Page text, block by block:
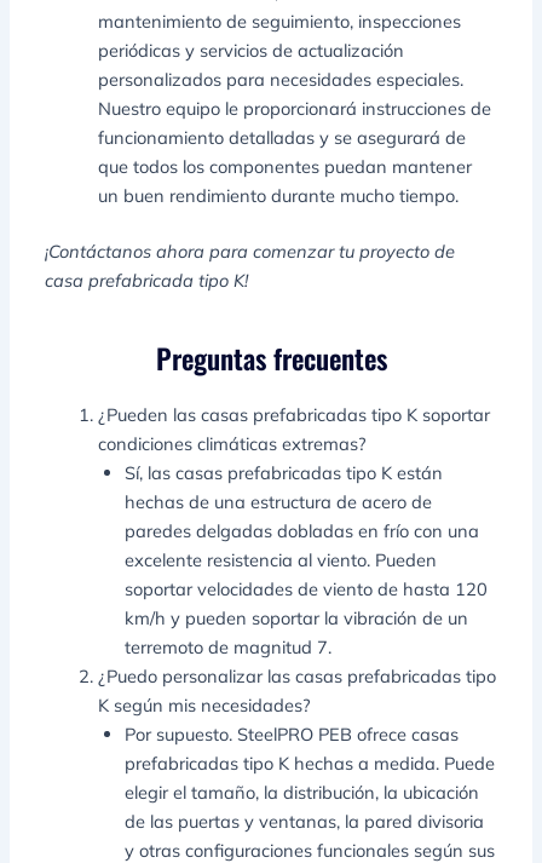
mantenimiento de seguimiento, inspecciones
periódicas y servicios de actualización
personalizados para necesidades especiales.
Nuestro equipo le proporcionará instrucciones de
funcionamiento detalladas y se asegurará de
que todos los componentes puedan mantener
un buen rendimiento durante mucho tiempo.
¡Contáctanos ahora para comenzar tu proyecto de
casa prefabricada tipo K!
Preguntas frecuentes
¿Pueden las casas prefabricadas tipo K soportar
condiciones climáticas extremas?
Sí, las casas prefabricadas tipo K están
hechas de una estructura de acero de
paredes delgadas dobladas en frío con una
excelente resistencia al viento. Pueden
soportar velocidades de viento de hasta 120
km/h y pueden soportar la vibración de un
terremoto de magnitud 7.
¿Puedo personalizar las casas prefabricadas tipo
K según mis necesidades?
Por supuesto. SteelPRO PEB ofrece casas
prefabricadas tipo K hechas a medida. Puede
elegir el tamaño, la distribución, la ubicación
de las puertas y ventanas, la pared divisoria
y otras configuraciones funcionales según sus